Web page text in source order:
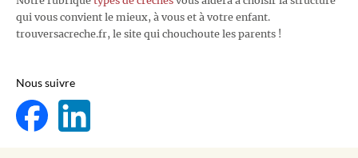
qui vous convient le mieux, à vous et à votre enfant.
trouversacreche.fr, le site qui chouchoute les parents !
Nous suivre